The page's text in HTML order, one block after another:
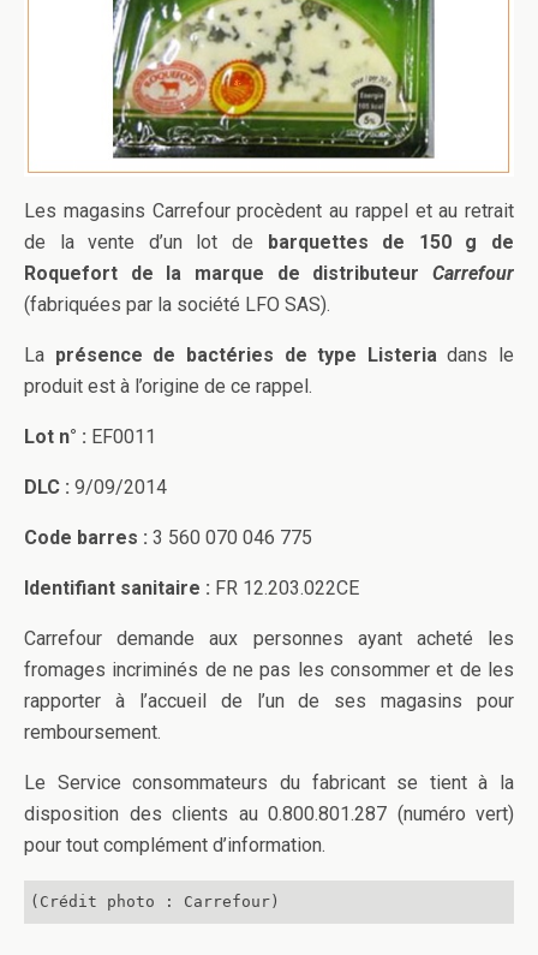
Les magasins Carrefour procèdent au rappel et au retrait
de la vente d’un lot de barquettes de 150 g de
Roquefort de la marque de distributeur Carrefour
(fabriquées par la société LFO SAS).
La présence de bactéries de type Listeriadans le
produit est à l’origine de ce rappel.
Lot n° : EF0011
DLC : 9/09/2014
Code barres : 3 560 070 046 775
Identifiant sanitaire : FR 12.203.022CE
Carrefour demande aux personnes ayant acheté les
fromages incriminés de ne pas les consommer et de les
rapporter à l’accueil de l’un de ses magasins pour
remboursement.
Le Service consommateurs du fabricant se tient à la
disposition des clients au 0.800.801.287 (numéro vert)
pour tout complément d’information.
(Crédit photo : Carrefour)